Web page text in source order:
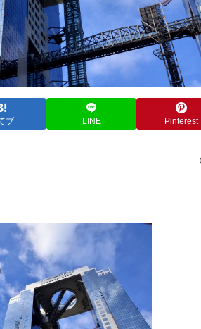
ブ LINE Pinterest